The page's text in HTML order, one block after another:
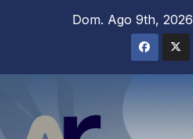
Dom. Ago 9th, 2026